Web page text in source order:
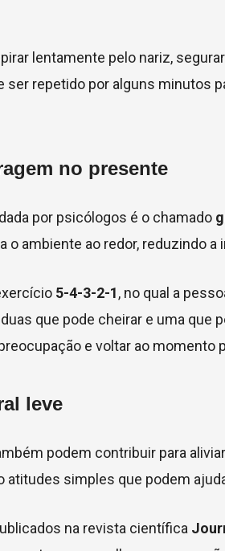
lentamente pelo nariz,
ser repetido por alguns minutos
no presente
por psicólogos é o chamado
o ambiente ao redor, reduzindo
5-4-3-2-1, no qual a
que pode cheirar e uma
e voltar ao momento
leve
podem contribuir para
atitudes simples que podem
na revista científica